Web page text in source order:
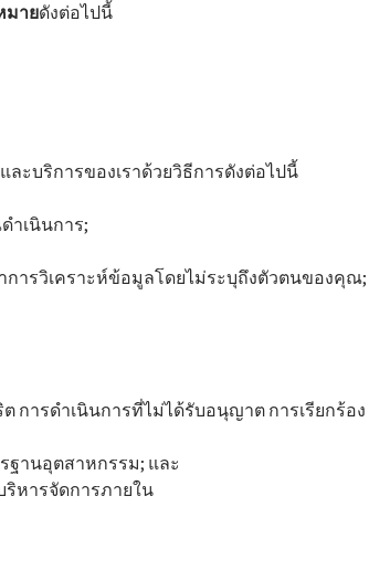
มายดังต่อไปนี้
ะบริการของเราด้วยวิธีการดังต่อไปนี้
ำเนินการ;
รวิเคราะห์ข้อมูลโดยไม่ระบุถึงตัวตนของคุณ;
ารดำเนินการที่ไม่ได้รับอนุญาต การเรียกร้อง
านอุตสาหกรรม; และ
หารจัดการภายใน